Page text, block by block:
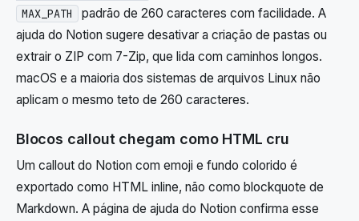
MAX_PATH
padrão de 260 caracteres com facilidade. A
ajuda do Notion sugere desativar a criação de pastas ou
extrair o ZIP com 7-Zip, que lida com caminhos longos.
macOS e a maioria dos sistemas de arquivos Linux não
aplicam o mesmo teto de 260 caracteres.
Blocos callout chegam como HTML cru
Um callout do Notion com emoji e fundo colorido é
exportado como HTML inline, não como blockquote de
Markdown. A página de ajuda do Notion confirma esse